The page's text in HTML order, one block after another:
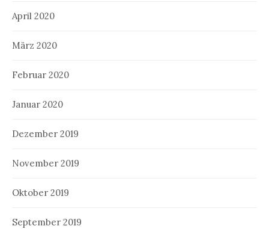
April 2020
März 2020
Februar 2020
Januar 2020
Dezember 2019
November 2019
Oktober 2019
September 2019